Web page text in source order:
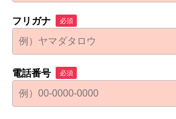
フリガナ 必須
電話番号 必須